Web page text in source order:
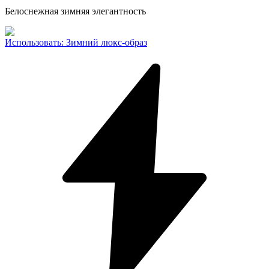
Белоснежная зимняя элегантность
Использовать: Зимний люкс-образ